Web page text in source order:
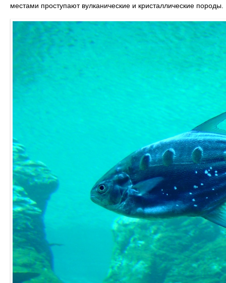
местами проступают вулканические и кристаллические породы.